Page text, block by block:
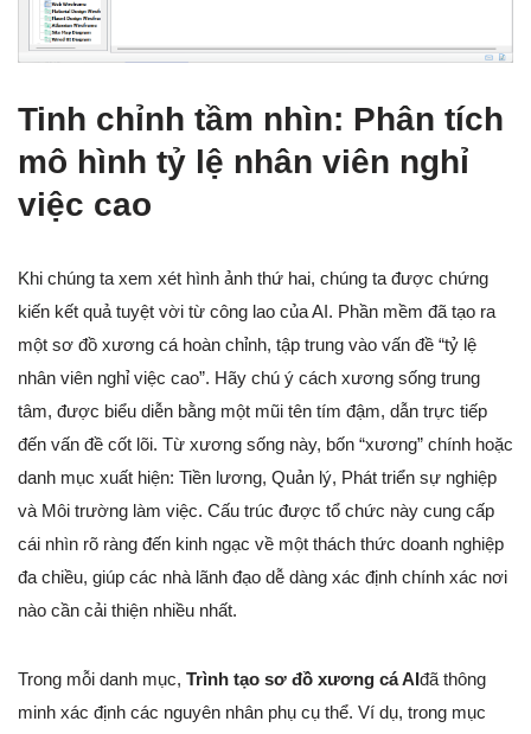
Tinh chỉnh tầm nhìn: Phân tích
mô hình tỷ lệ nhân viên nghỉ
việc cao
Khi chúng ta xem xét hình ảnh thứ hai, chúng ta được chứng
kiến kết quả tuyệt vời từ công lao của AI. Phần mềm đã tạo ra
một sơ đồ xương cá hoàn chỉnh, tập trung vào vấn đề “tỷ lệ
nhân viên nghỉ việc cao”. Hãy chú ý cách xương sống trung
tâm, được biểu diễn bằng một mũi tên tím đậm, dẫn trực tiếp
đến vấn đề cốt lõi. Từ xương sống này, bốn “xương” chính hoặc
danh mục xuất hiện: Tiền lương, Quản lý, Phát triển sự nghiệp
và Môi trường làm việc. Cấu trúc được tổ chức này cung cấp
cái nhìn rõ ràng đến kinh ngạc về một thách thức doanh nghiệp
đa chiều, giúp các nhà lãnh đạo dễ dàng xác định chính xác nơi
nào cần cải thiện nhiều nhất.
Trong mỗi danh mục, Trình tạo sơ đồ xương cá AIđã thông
minh xác định các nguyên nhân phụ cụ thể. Ví dụ, trong mục